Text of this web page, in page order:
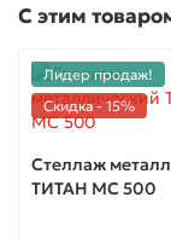
С этим
Лидер продаж!
Скидка - 15%
Стеллаж
ТИТАН МС 500